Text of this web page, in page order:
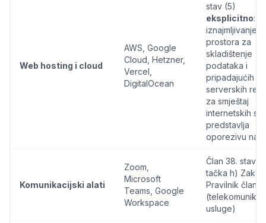
Web hosting i cloud
AWS, Google
Cloud, Hetzner,
Vercel,
DigitalOcean
stav (5)
eksplicitno:
iznajmljivanje
prostora za
skladištenje
podataka i
pripadajućih
serverskih
za smještaj
internetskih
predstavlja
oporezivu
Komunikacijski alati
Zoom,
Microsoft
Teams, Google
Workspace
Član 38. stav
tačka h)
Pravilnik član
usluge)